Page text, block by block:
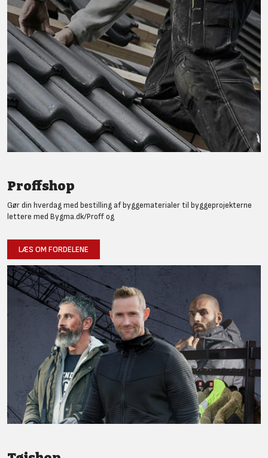
Proffshop
Gør din hverdag med bestilling af byggematerialer til byggeprojekterne
lettere med Bygma.dk/Proff og
LÆS OM FORDELENE